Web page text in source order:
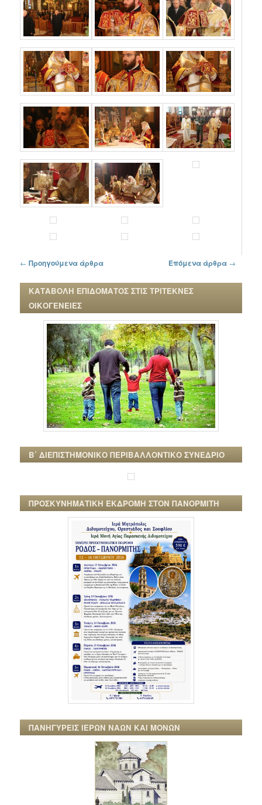
Πλοήγηση στα άρθρα
← Προηγούμενα άρθρα Επόμενα άρθρα →
ΚΑΤΑΒΟΛΗ ΕΠΙΔΟΜΑΤΟΣ ΣΤΙΣ ΤΡΙΤΕΚΝΕΣ
ΟΙΚΟΓΕΝΕΙΕΣ
Β΄ ΔΙΕΠΙΣΤΗΜΟΝΙΚΟ ΠΕΡΙΒΑΛΛΟΝΤΙΚΟ ΣΥΝΕΔΡΙΟ
ΠΡΟΣΚΥΝΗΜΑΤΙΚΗ ΕΚΔΡΟΜΗ ΣΤΟΝ ΠΑΝΟΡΜΙΤΗ
ΠΑΝΗΓΥΡΕΙΣ ΙΕΡΩΝ ΝΑΩΝ ΚΑΙ ΜΟΝΩΝ